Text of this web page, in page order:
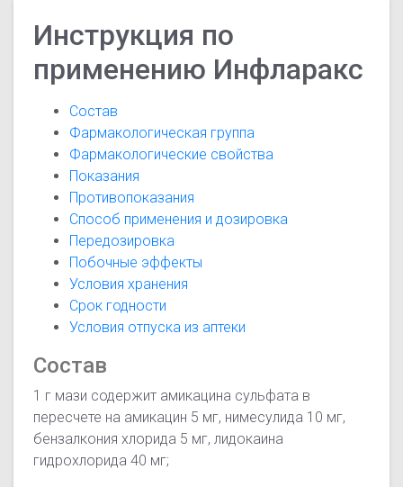
Инструкция по
применению Инфларакс
Состав
Фармакологическая группа
Фармакологические свойства
Показания
Противопоказания
Способ применения и дозировка
Передозировка
Побочные эффекты
Условия хранения
Срок годности
Условия отпуска из аптеки
Состав
1 г мази содержит амикацина сульфата в
пересчете на амикацин 5 мг, нимесулида 10 мг,
бензалкония хлорида 5 мг, лидокаина
гидрохлорида 40 мг;